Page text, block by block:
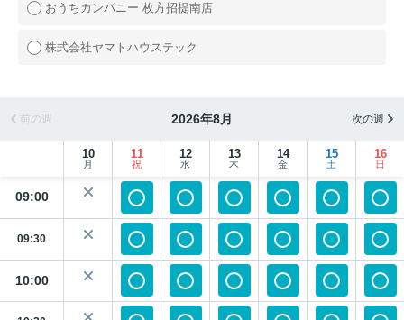
おうちカンパニー 枚方招提南店
株式会社ヤマトハウステック
前の週 2026年8月 次の週
10
月
11
祝
12
水
13
木
14
金
15
土
16
日
09:00
09:30
10:00